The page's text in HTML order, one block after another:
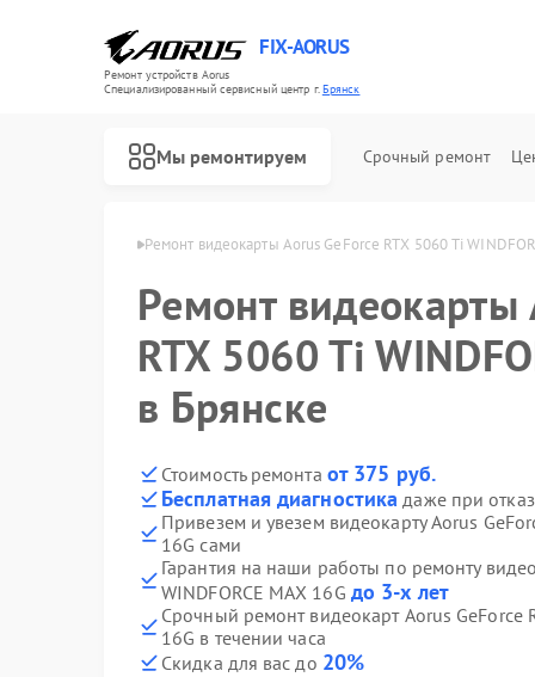
FIX-AORUS
Ремонт устройств Aorus
Специализированный cервисный центр г.Брянск
Мы ремонтируем Срочный ремонт
Ремонт видеокарты Aorus GeForce RTX 5060 Ti
Ремонт видеокарты
RTX 5060 Ti
в Брянске
Стоимость ремонта от 375 руб.
Бесплатная диагностика даже при
Привезем и увезем видеокарту Aorus
16G сами
Гарантия на наши работы по ремонту
WINDFORCE MAX 16G до 3-х лет
Срочный ремонт видеокарт Aorus GeForce
16G в течении часа
Скидка для вас до 20%